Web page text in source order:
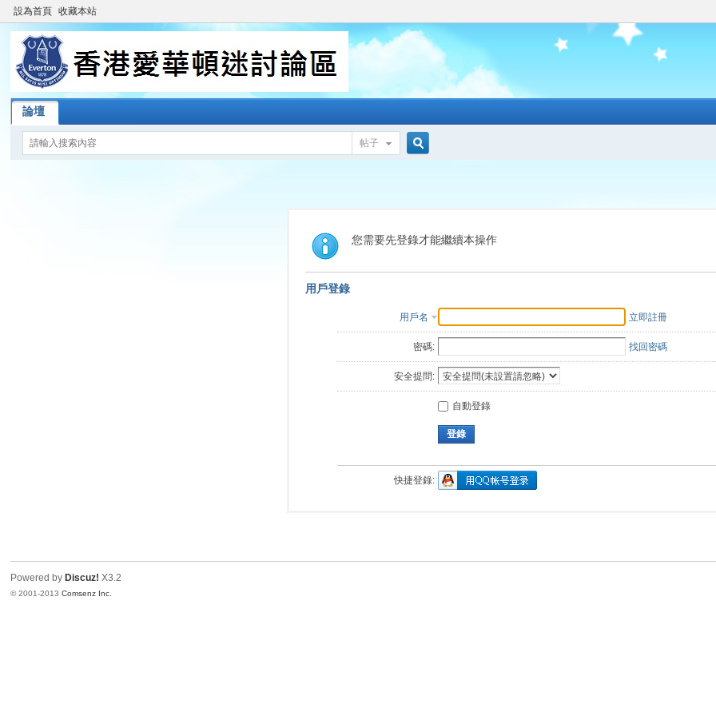
設為首頁 收藏本站
論壇
帖子
索
您需要先登錄才能繼續本操作
用戶登錄
用戶名 立即註冊
密碼: 找回密碼
安全提問:
自動登錄
登錄
快捷登錄:
Powered by Discuz! X3.2
© 2001-2013Comsenz Inc.